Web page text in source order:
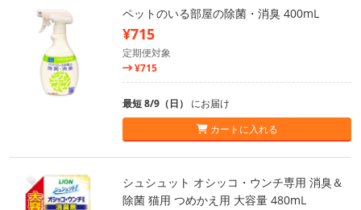
ペットのいる部屋の除菌・消臭 400mL
¥715
定期便対象
¥715
最短 8/9（日） にお届け
カートに入れる
シュシュット オシッコ・ウンチ専用 消臭＆
除菌 猫用 つめかえ用 大容量 480mL